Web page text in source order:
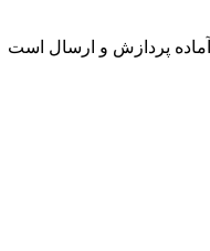
آماده پردازش و ارسال است